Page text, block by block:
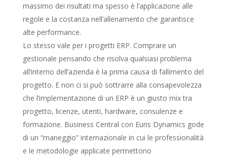
massimo dei risultati ma spesso è l’applicazione alle
regole e la costanza nell’allenamento che garantisce
alte performance.
Lo stesso vale per i progetti ERP. Comprare un
gestionale pensando che risolva qualsiasi problema
all’interno dell’azienda è la prima causa di fallimento del
progetto. E non ci si può sottrarre alla consapevolezza
che l’implementazione di un ERP è un giusto mix tra
progetto, licenze, utenti, hardware, consulenze e
formazione. Business Central con Euris Dynamics gode
di un “maneggio” internazionale in cui le professionalità
e le metodologie applicate permettono